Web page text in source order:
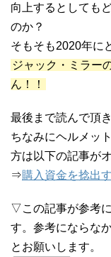
向上するとしても
のか？
そもそも2020年に
ジャック・ミラー
ん！！
最後まで読んで頂
ちなみにヘルメッ
方は以下の記事が
⇒購入資金を捻出
▽この記事が参考
す。参考にならな
とお願いします。